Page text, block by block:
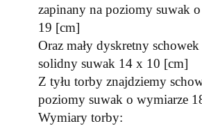
zapinany na poziomy suwak
19 [cm]
Oraz mały dyskretny
solidny suwak 14 x 10 [cm]
Z tyłu torby znajdziemy
poziomy suwak o wymiarze
Wymiary torby: